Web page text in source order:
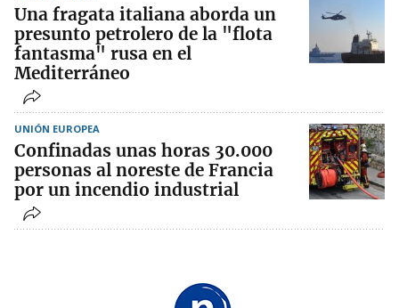
Una fragata italiana aborda un
presunto petrolero de la "flota
fantasma" rusa en el
Mediterráneo
UNIÓN EUROPEA
Confinadas unas horas 30.000
personas al noreste de Francia
por un incendio industrial